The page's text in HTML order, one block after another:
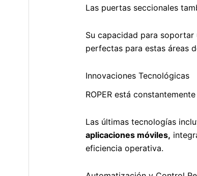
Las puertas seccionales
Su capacidad para
perfectas para estas áreas
Innovaciones Tecnológicas
ROPER está
Las últimas tecnologías
aplicaciones móviles,
eficiencia operativa.